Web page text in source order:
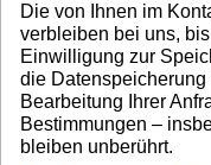
Die von Ihnen im
verbleiben bei uns,
Einwilligung zur
die
Bearbeitung Ihrer
Bestimmungen –
bleiben unberührt.